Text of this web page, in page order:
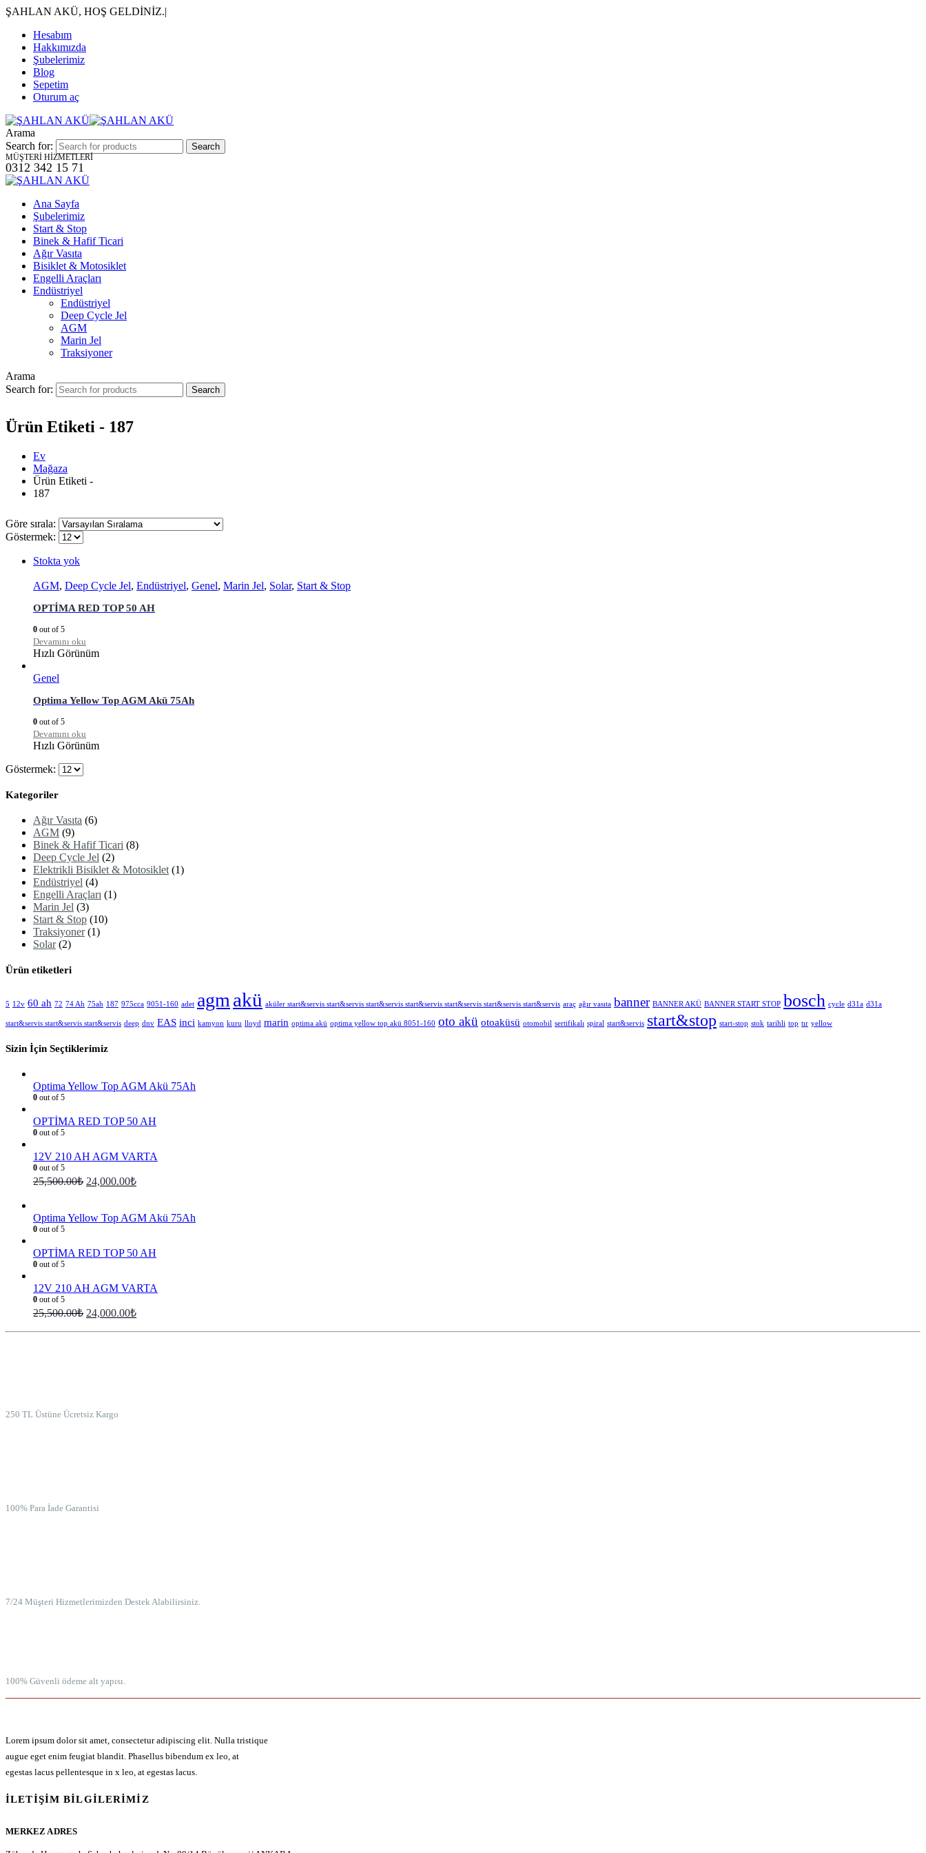
ŞAHLAN AKÜ, HOŞ GELDİNİZ.|
Hesabım
Hakkımızda
Şubelerimiz
Blog
Sepetim
Oturum aç
Arama
Search for:
MÜŞTERİ HİZMETLERİ
0312 342 15 71
Ana Sayfa
Şubelerimiz
Start & Stop
Binek & Hafif Ticari
Ağır Vasıta
Bisiklet & Motosiklet
Engelli Araçları
Endüstriyel
Endüstriyel
Deep Cycle Jel
AGM
Marin Jel
Traksiyoner
Arama
Search for:
Ürün Etiketi - 187
Ev
Mağaza
Ürün Etiketi -
187
Göre sırala:
Göstermek:
Stokta yok
AGM, Deep Cycle Jel, Endüstriyel, Genel, Marin Jel, Solar, Start & Stop
OPTİMA RED TOP 50 AH
0 out of 5
Devamını oku
Hızlı Görünüm
Genel
Optima Yellow Top AGM Akü 75Ah
0 out of 5
Devamını oku
Hızlı Görünüm
Göstermek:
Kategoriler
Ağır Vasıta (6)
AGM (9)
Binek & Hafif Ticari (8)
Deep Cycle Jel (2)
Elektrikli Bisiklet & Motosiklet (1)
Endüstriyel (4)
Engelli Araçları (1)
Marin Jel (3)
Start & Stop (10)
Traksiyoner (1)
Solar (2)
Ürün etiketleri
5 12v 60 ah 72 74 Ah 75ah 187 975cca 9051-160 adet agm akü aküler start&servis start&servis start&servis start&servis start&servis start&servis start&servis araç ağır vasıta banner BANNER AKÜ BANNER START STOP bosch cycle d31a d31a
start&servis start&servis start&servis deep dnv EAS inci kamyon kuru lloyd marin optima akü optima yellow top akü 8051-160 oto akü otoaküsü otomobil sertifikalı spiral start&servis start&stop start-stop stok tarihli top tır yellow
Sizin İçin Seçtiklerimiz
Optima Yellow Top AGM Akü 75Ah
0 out of 5
OPTİMA RED TOP 50 AH
0 out of 5
12V 210 AH AGM VARTA
0 out of 5
25,500.00₺ 24,000.00₺
Optima Yellow Top AGM Akü 75Ah
0 out of 5
OPTİMA RED TOP 50 AH
0 out of 5
12V 210 AH AGM VARTA
0 out of 5
25,500.00₺ 24,000.00₺
250 TL Üstüne Ücretsiz Kargo
100% Para İade Garantisi
7/24 Müşteri Hizmetlerimizden Destek Alabilirsiniz.
100% Güvenli ödeme alt yapısı.
Lorem ipsum dolor sit amet, consectetur adipiscing elit. Nulla tristique
augue eget enim feugiat blandit. Phasellus bibendum ex leo, at
egestas lacus pellentesque in x leo, at egestas lacus.
İLETIŞIM BILGILERIMIZ
MERKEZ ADRES